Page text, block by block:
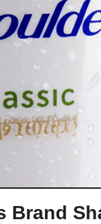
Brand